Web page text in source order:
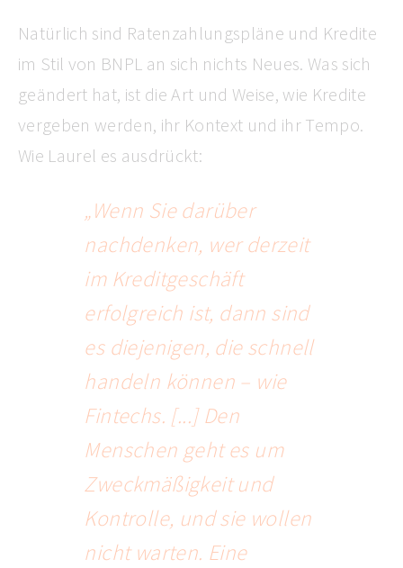
Natürlich sind Ratenzahlungspläne und Kredite
im Stil von BNPL an sich nichts Neues. Was sich
geändert hat, ist die Art und Weise, wie Kredite
vergeben werden, ihr Kontext und ihr Tempo.
Wie Laurel es ausdrückt:
„Wenn Sie darüber
nachdenken, wer derzeit
im Kreditgeschäft
erfolgreich ist, dann sind
es diejenigen, die schnell
handeln können – wie
Fintechs. [...] Den
Menschen geht es um
Zweckmäßigkeit und
Kontrolle, und sie wollen
nicht warten. Eine